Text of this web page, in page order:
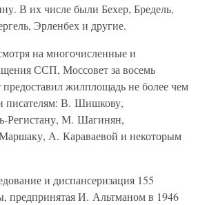
В их числе были Бехер, Бредель,
Эрленбех и другие.
на многочисленные и
ССП, Моссовет за восемь
жилплощадь не более чем
писателям: В. Шишкову,
Регистану, М. Шагинян,
А. Караваевой и некоторым
и диспансеризация 155
предпринятая И. Альтманом в 1946